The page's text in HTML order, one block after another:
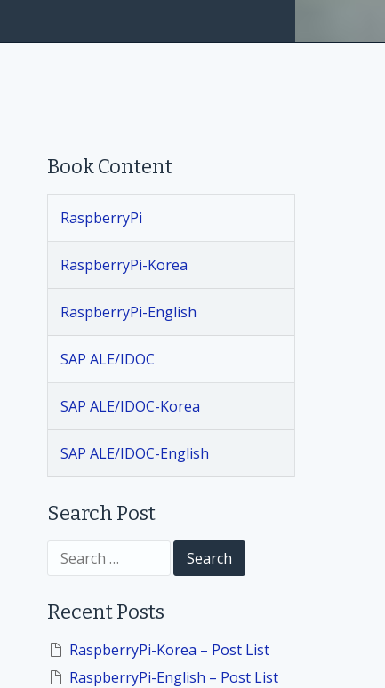
Book Content
RaspberryPi
RaspberryPi-Korea
RaspberryPi-English
SAP ALE/IDOC
SAP ALE/IDOC-Korea
SAP ALE/IDOC-English
Search Post
c
o
Recent Posts
RaspberryPi-Korea – Post List
RaspberryPi-English – Post List